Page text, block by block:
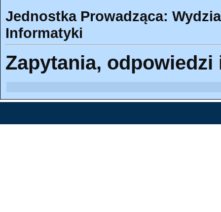
Jednostka Prowadząca:
Informatyki
Zapytania, odpowiedzi